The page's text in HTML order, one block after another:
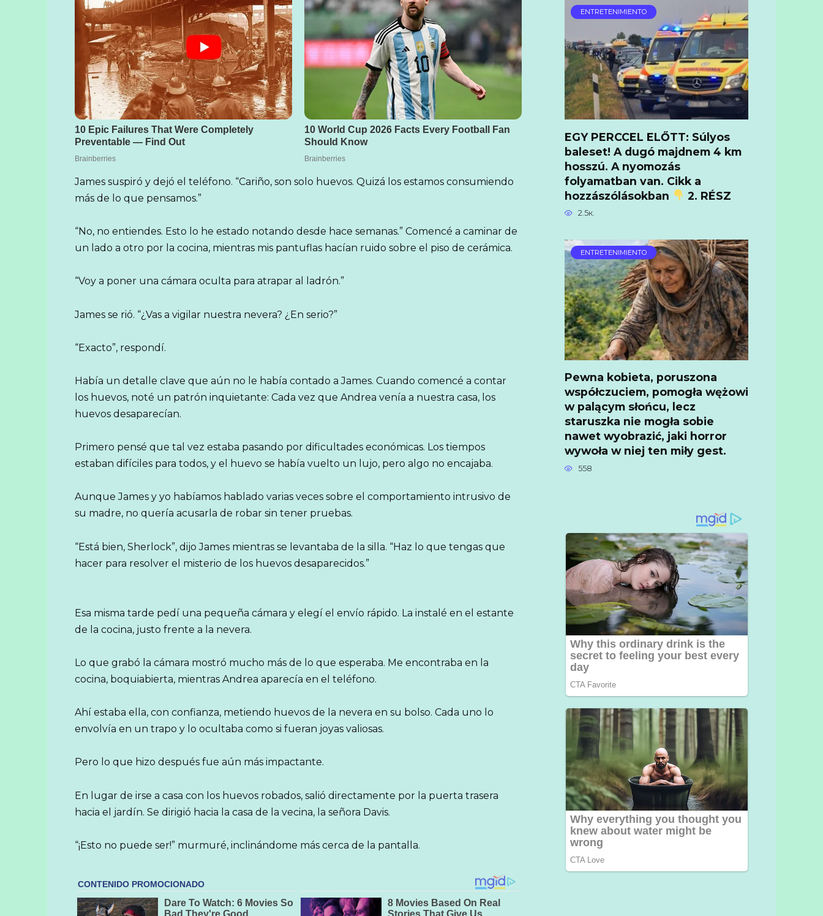
James suspiró y dejó el teléfono. “Cariño, son solo huevos. Quizá los estamos consumiendo
más de lo que pensamos.”
“No, no entiendes. Esto lo he estado notando desde hace semanas.” Comencé a caminar de
un lado a otro por la cocina, mientras mis pantuflas hacían ruido sobre el piso de cerámica.
“Voy a poner una cámara oculta para atrapar al ladrón.”
James se rió. “¿Vas a vigilar nuestra nevera? ¿En serio?”
“Exacto”, respondí.
Había un detalle clave que aún no le había contado a James. Cuando comencé a contar
los huevos, noté un patrón inquietante: Cada vez que Andrea venía a nuestra casa, los
huevos desaparecían.
Primero pensé que tal vez estaba pasando por dificultades económicas. Los tiempos
estaban difíciles para todos, y el huevo se había vuelto un lujo, pero algo no encajaba.
Aunque James y yo habíamos hablado varias veces sobre el comportamiento intrusivo de
su madre, no quería acusarla de robar sin tener pruebas.
“Está bien, Sherlock”, dijo James mientras se levantaba de la silla. “Haz lo que tengas que
hacer para resolver el misterio de los huevos desaparecidos.”
Esa misma tarde pedí una pequeña cámara y elegí el envío rápido. La instalé en el estante
de la cocina, justo frente a la nevera.
Lo que grabó la cámara mostró mucho más de lo que esperaba. Me encontraba en la
cocina, boquiabierta, mientras Andrea aparecía en el teléfono.
Ahí estaba ella, con confianza, metiendo huevos de la nevera en su bolso. Cada uno lo
envolvía en un trapo y lo ocultaba como si fueran joyas valiosas.
Pero lo que hizo después fue aún más impactante.
En lugar de irse a casa con los huevos robados, salió directamente por la puerta trasera
hacia el jardín. Se dirigió hacia la casa de la vecina, la señora Davis.
“¡Esto no puede ser!” murmuré, inclinándome más cerca de la pantalla.
ENTRETENIMIENTO
EGY PERCCEL ELŐTT: Súlyos
baleset! A dugó majdnem 4 km
hosszú. A nyomozás
folyamatban van. Cikk a
hozzászólásokban
2. RÉSZ
2.5к.
ENTRETENIMIENTO
Pewna kobieta, poruszona
współczuciem, pomogła wężowi
w palącym słońcu, lecz
staruszka nie mogła sobie
nawet wyobrazić, jaki horror
wywoła w niej ten miły gest.
558